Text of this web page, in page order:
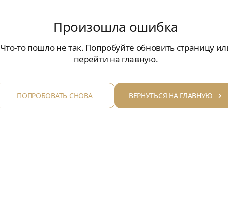
Произошла ошибка
Что-то пошло не так. Попробуйте обновить страницу
перейти на главную.
ПОПРОБОВАТЬ СНОВА ВЕРНУТЬСЯ НА ГЛАВНУЮ